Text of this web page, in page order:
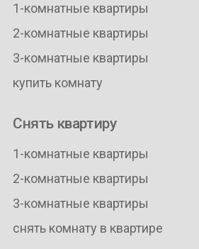
1-комнатные квартиры
2-комнатные квартиры
3-комнатные квартиры
купить комнату
Снять квартиру
1-комнатные квартиры
2-комнатные квартиры
3-комнатные квартиры
снять комнату в квартире